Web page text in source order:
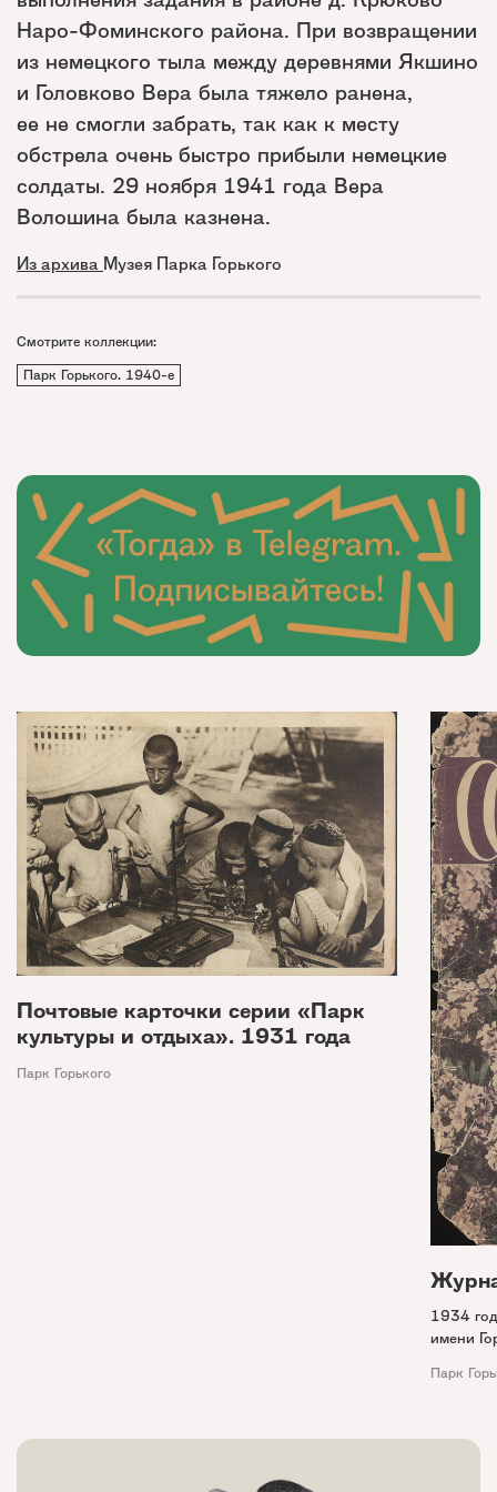
Наро-Фоминского района. При возвращении
из немецкого тыла между деревнями Якшино
и Головково Вера была тяжело ранена,
ее не смогли забрать, так как к месту
обстрела очень быстро прибыли немецкие
солдаты. 29 ноября 1941 года Вера
Волошина была казнена.
Из архива Музея Парка Горького
Смотрите коллекции:
Парк Горького. 1940-е
Почтовые карточки серии «Парк
культуры и отдыха». 1931 года
Парк Горького
1934
имени
Парк